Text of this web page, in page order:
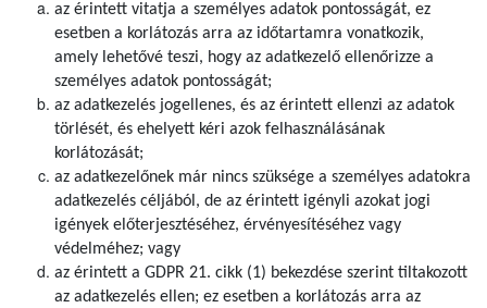
az érintett vitatja a személyes adatok pontosságát, ez
esetben a korlátozás arra az időtartamra vonatkozik,
amely lehetővé teszi, hogy az adatkezelő ellenőrizze a
személyes adatok pontosságát;
az adatkezelés jogellenes, és az érintett ellenzi az adatok
törlését, és ehelyett kéri azok felhasználásának
korlátozását;
az adatkezelőnek már nincs szüksége a személyes adatokra
adatkezelés céljából, de az érintett igényli azokat jogi
igények előterjesztéséhez, érvényesítéséhez vagy
védelméhez; vagy
az érintett a GDPR 21. cikk (1) bekezdése szerint tiltakozott
az adatkezelés ellen; ez esetben a korlátozás arra az